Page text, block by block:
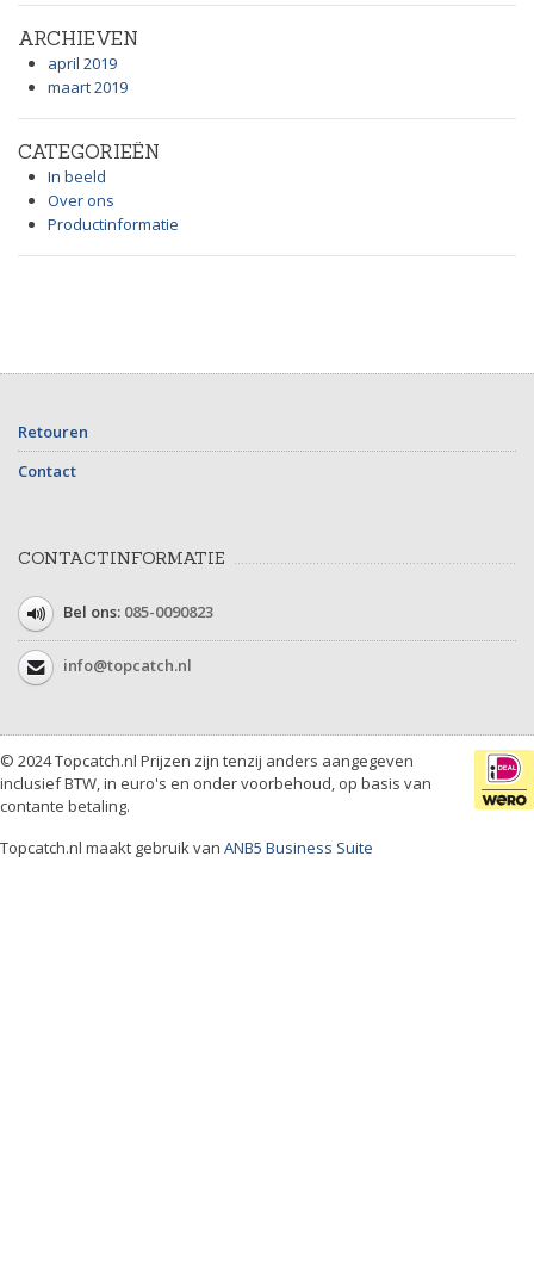
ARCHIEVEN
april 2019
maart 2019
CATEGORIEËN
In beeld
Over ons
Productinformatie
Retouren
Contact
CONTACTINFORMATIE
Bel ons: 085-0090823
info@topcatch.nl
© 2024 Topcatch.nl Prijzen zijn tenzij anders aangegeven
inclusief BTW, in euro's en onder voorbehoud, op basis van
contante betaling.
Topcatch.nl maakt gebruik van ANB5 Business Suite